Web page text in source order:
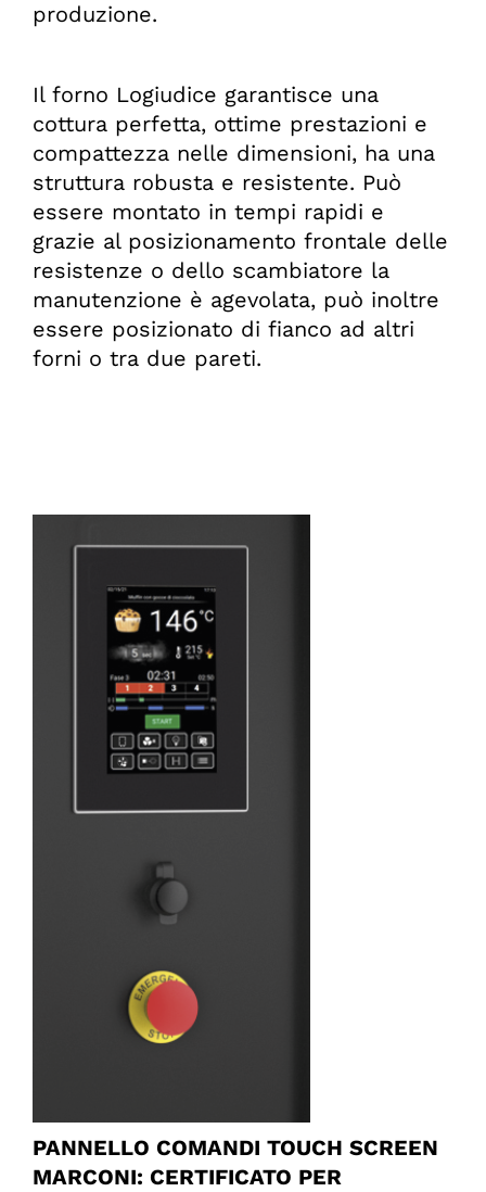
produzione.
Il forno Logiudice garantisce una
cottura perfetta, ottime prestazioni e
compattezza nelle dimensioni, ha una
struttura robusta e resistente. Può
essere montato in tempi rapidi e
grazie al posizionamento frontale delle
resistenze o dello scambiatore la
manutenzione è agevolata, può inoltre
essere posizionato di fianco ad altri
forni o tra due pareti.
PANNELLO COMANDI TOUCH SCREEN
MARCONI: CERTIFICATO PER